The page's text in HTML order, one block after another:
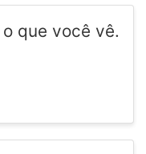
que você vê.